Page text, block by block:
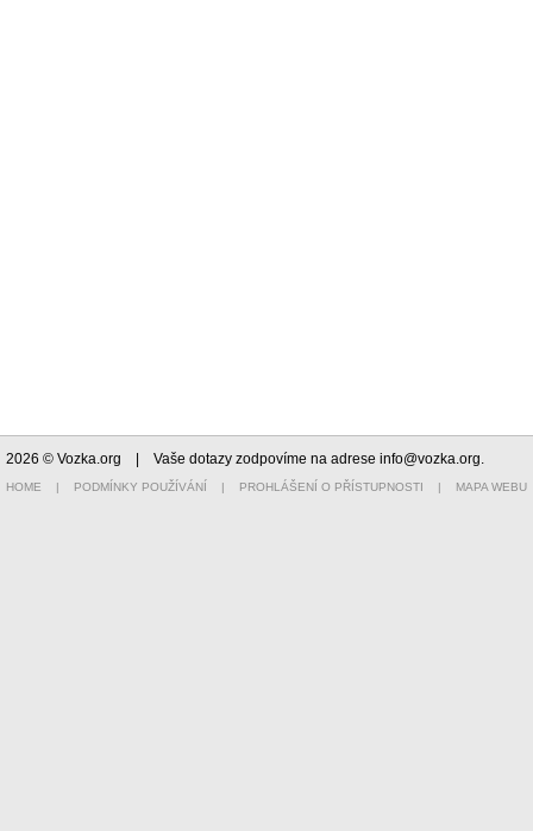
2026 © Vozka.org | Vaše dotazy zodpovíme na adrese info@vozka.org.
HOME | PODMÍNKY POUŽÍVÁNÍ | PROHLÁŠENÍ O PŘÍSTUPNOSTI | MAPA WEBU